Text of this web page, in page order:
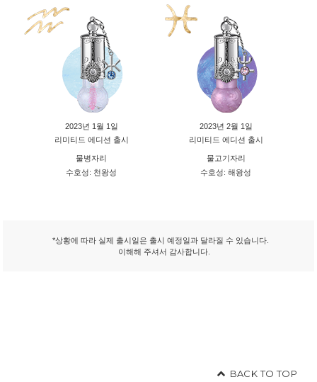
2023년 1월 1일
리미티드 에디션 출시
물병자리
수호성: 천왕성
2023년 2월 1일
리미티드 에디션 출시
물고기자리
수호성: 해왕성
*상황에 따라 실제 출시일은 출시 예정일과 달라질 수 있습니다.
이해해 주셔서 감사합니다.
BACK TO TOP